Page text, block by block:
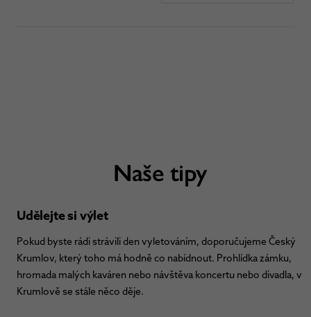
Naše tipy
Udělejte si výlet
Pokud byste rádi strávili den vyletováním, doporučujeme Český
Krumlov, který toho má hodně co nabídnout. Prohlídka zámku,
hromada malých kaváren nebo návštěva koncertu nebo divadla, v
Krumlově se stále něco děje.